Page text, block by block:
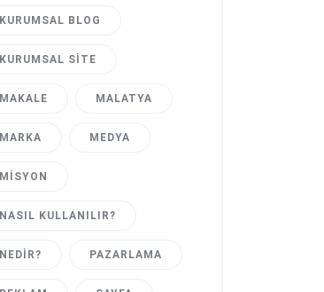
KURUMSAL BLOG
KURUMSAL SITE
MAKALE MALATYA
MARKA MEDYA
MISYON
NASIL KULLANILIR?
NEDIR? PAZARLAMA